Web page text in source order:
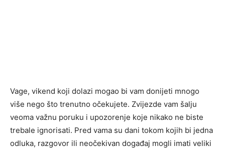
Vage, vikend koji dolazi mogao bi vam donijeti mnogo
više nego što trenutno očekujete. Zvijezde vam šalju
veoma važnu poruku i upozorenje koje nikako ne biste
trebale ignorisati. Pred vama su dani tokom kojih bi jedna
odluka, razgovor ili neočekivan događaj mogli imati veliki